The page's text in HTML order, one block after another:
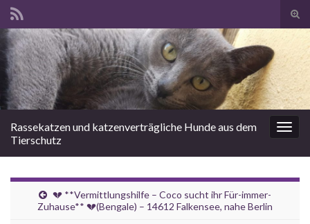
Search for:
Rassekatzen und katzenverträgliche Hunde aus dem
Tierschutz
💔 **Vermittlungshilfe – Coco sucht ihr Für-immer-
Zuhause** 💔(Bengale) – 14612 Falkensee, nahe Berlin